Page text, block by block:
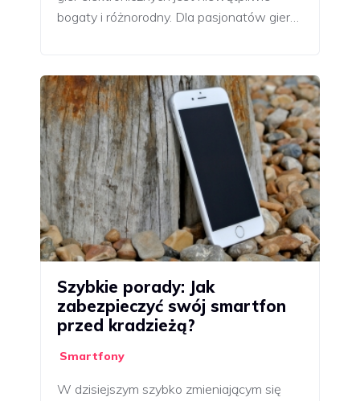
bogaty i różnorodny. Dla pasjonatów gier…
Szybkie porady: Jak
zabezpieczyć swój smartfon
przed kradzieżą?
Smartfony
W dzisiejszym szybko zmieniającym się